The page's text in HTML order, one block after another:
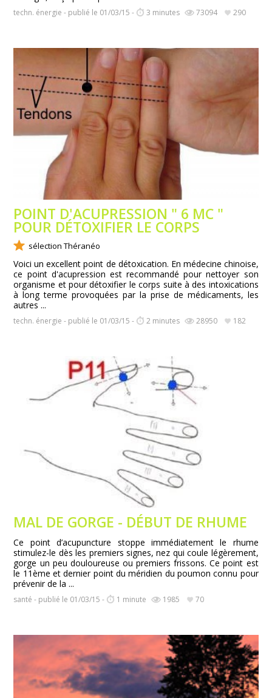
techn. énergie - publié le 01/03/15 - 3 minutes 73094 290
POINT D'ACUPRESSION " 6 MC "
POUR DÉTOXIFIER LE CORPS
sélection Théranéo
Voici un excellent point de détoxication. En médecine chinoise,
ce point d'acupression est recommandé pour nettoyer son
organisme et pour détoxifier le corps suite à des intoxications
à long terme provoquées par la prise de médicaments, les
autres ...
techn. énergie - publié le 01/03/15 - 2 minutes 28950 182
MAL DE GORGE - DÉBUT DE RHUME
Ce point d’acupuncture stoppe immédiatement le rhume
stimulez-le dès les premiers signes, nez qui coule légèrement,
gorge un peu douloureuse ou premiers frissons. Ce point est
le 11ème et dernier point du méridien du poumon connu pour
prévenir de la ...
santé - publié le 01/03/15 - 1 minute 1985 70